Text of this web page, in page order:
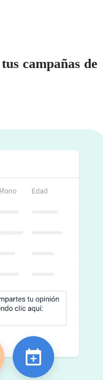
campañas de